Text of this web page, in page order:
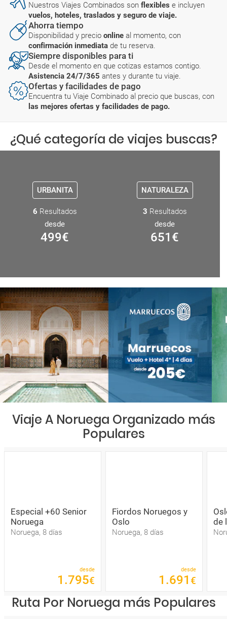
Nuestros Viajes Combinados son flexibles e incluyen
vuelos, hoteles, traslados y seguro de viaje.
Ahorra tiempo
Disponibilidad y precio online al momento, con
confirmación inmediata de tu reserva.
Siempre disponibles para ti
Desde el momento en que cotizas estamos contigo.
Asistencia 24/7/365 antes y durante tu viaje.
Ofertas y facilidades de pago
Encuentra tu Viaje Combinado al precio que buscas, con
las mejores ofertas y facilidades de pago.
¿Qué categoría de viajes buscas?
URBANITA
6 Resultados
desde
499€
NATURALEZA
3 Resultados
desde
651 €
Viaje A Noruega Organizado más
Populares
Especial +60 Senior
Noruega
Noruega, 8 días
desde
1 .795€
Fiordos Noruegos y
Oslo
Noruega, 8 días
desde
1 .691 €
de
Ruta Por Noruega más Populares